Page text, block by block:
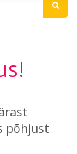
põhjust